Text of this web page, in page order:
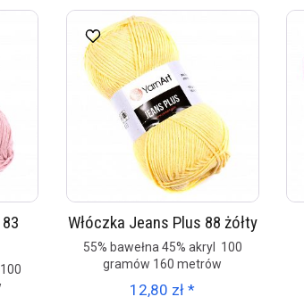
Włóczka Jeans Plus 88 żółty
55% bawełna 45% akryl 100
gramów 160 metrów
12,80 zł *